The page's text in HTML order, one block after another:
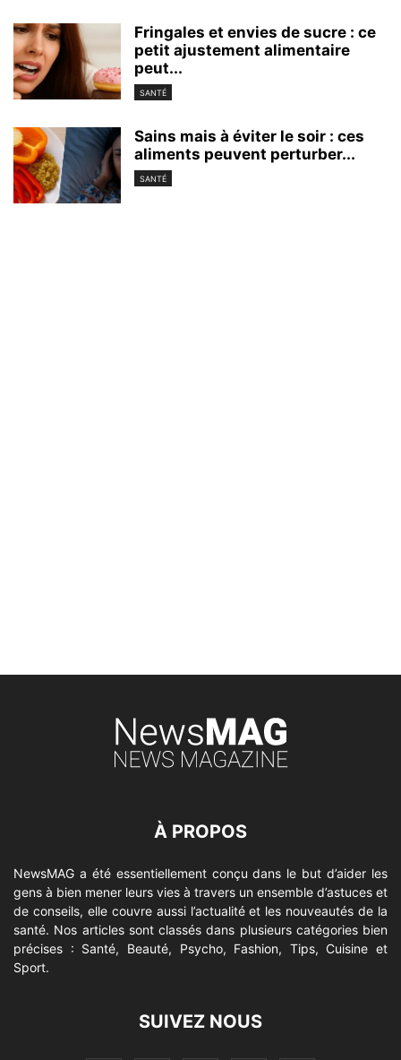
Fringales et envies de sucre : ce
petit ajustement alimentaire
peut...
SANTÉ
Sains mais à éviter le soir : ces
aliments peuvent perturber...
SANTÉ
À PROPOS
NewsMAG a été essentiellement conçu dans le but d’aider les
gens à bien mener leurs vies à travers un ensemble d’astuces et
de conseils, elle couvre aussi l’actualité et les nouveautés de la
santé. Nos articles sont classés dans plusieurs catégories bien
précises : Santé, Beauté, Psycho, Fashion, Tips, Cuisine et
Sport.
SUIVEZ NOUS